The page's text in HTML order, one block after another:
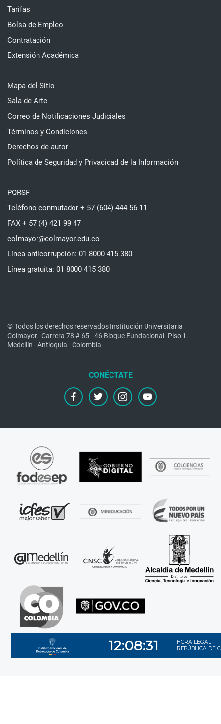
Tarifas
Bolsa de Empleo
Contratación
Extensión Académica
Mapa del Sitio
Sala de Arte
Correo de Notificaciones Judiciales
Términos y Condiciones
Derechos de autor
Política de Seguridad y Privacidad de la Información
PQRSF
Teléfono conmutador + 57 (604) 444 56 11
FAX + 57 (4) 421 99 47
colmayor@colmayor.edu.co
Línea anticorrupción: 01 8000 415 380
Línea gratuita: 01 8000 415 380
© Todos los derechos reservados Institución Universitaria
Colmayor. Carrera 78 # 65 - 46 Bloque Fundacional- Piso 1.
Medellín - Antioquia - Colombia